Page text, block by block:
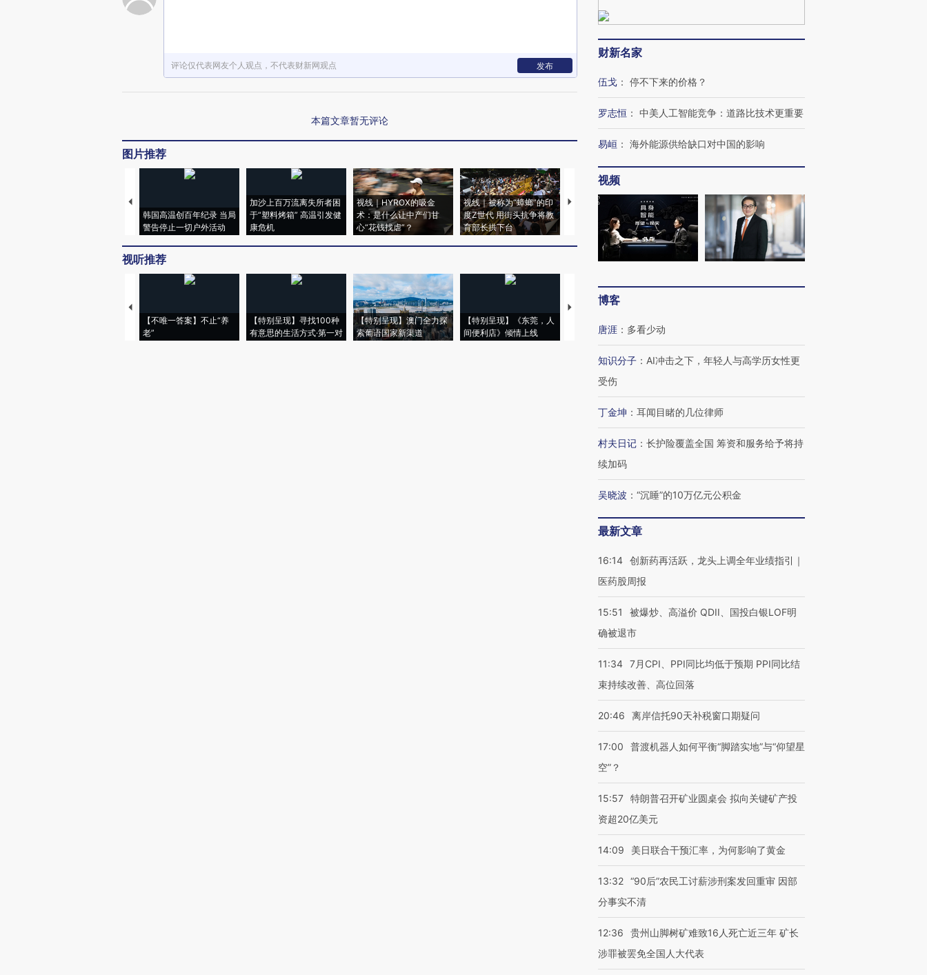
评论仅代表网友个人观点，不代表财新网观点 发布
本篇文章暂无评论
图片推荐
韩国高温创百年纪录 当局
警告停止一切户外活动
加沙上百万流离失所者困
于“塑料烤箱” 高温引发健
康危机
视线｜HYROX的吸金
术：是什么让中产们甘
心“花钱找虐”？
视线｜被称为“蟑螂”的印
度Z世代 用街头抗争将教
育部长拱下台
视线｜“入侵”还是“人道危
机”？难民潮撕裂西班牙
飞地休达
湖北宜昌局部短时降雨
128毫米 紧急转移近
4000人
哈尔滨遭遇短时极端强降
雨 3小时累计雨量超80毫
视听推荐
【不唯一答案】不止“养
老”
【特别呈现】寻找100种
有意思的生活方式·第一对
【特别呈现】澳门全力探
索葡语国家新渠道
【特别呈现】《东莞，人
间便利店》倾情上线
【推广】走进第四届链博
财新名家
伍戈 ： 停不下来的价格？
罗志恒 ： 中美人工智能竞争：道路比技术更重要
易峘 ： 海外能源供给缺口对中国的影响
视频
博客
唐涯 ： 多看少动
知识分子 ： AI冲击之下，年轻人与高学历女性更
受伤
丁金坤 ： 耳闻目睹的几位律师
村夫日记 ： 长护险覆盖全国 筹资和服务给予将持
续加码
吴晓波 ： “沉睡”的10万亿元公积金
最新文章
16:14 创新药再活跃，龙头上调全年业绩指引｜
医药股周报
15:51
被爆炒、高溢价 QDII、国投白银LOF明
确被退市
11:34 7月CPI、PPI同比均低于预期 PPI同比结
束持续改善、高位回落
20:46 离岸信托90天补税窗口期疑问
17:00
普渡机器人如何平衡“脚踏实地”与“仰望星
空”？
15:57 特朗普召开矿业圆桌会 拟向关键矿产投
资超20亿美元
14:09 美日联合干预汇率，为何影响了黄金
13:32 “90后”农民工讨薪涉刑案发回重审 因部
分事实不清
12:36
贵州山脚树矿难致16人死亡近三年 矿长
涉罪被罢免全国人大代表